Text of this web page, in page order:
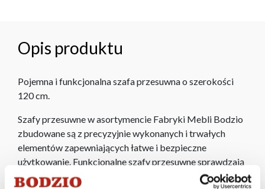
Opis produktu
Pojemna i funkcjonalna szafa przesuwna o szerokości
120 cm.
Szafy przesuwne w asortymencie Fabryki Mebli Bodzio
zbudowane są z precyzyjnie wykonanych i trwałych
elementów zapewniających łatwe i bezpieczne
użytkowanie. Funkcjonalne szafy przesuwne sprawdzają
się doskonale jako garderoby znajdując zastosowanie w